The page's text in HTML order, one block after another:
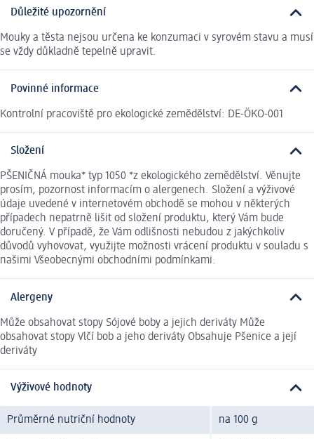
Důležité upozornění
Mouky a těsta nejsou určena ke konzumaci v syrovém stavu a musí
se vždy důkladně tepelně upravit.
Povinné informace
Kontrolní pracoviště pro ekologické zemědělství: DE-ÖKO-001
Složení
PŠENIČNÁ mouka* typ 1050 *z ekologického zemědělství. Věnujte
prosím, pozornost informacím o alergenech. Složení a výživové
údaje uvedené v internetovém obchodě se mohou v některých
případech nepatrně lišit od složení produktu, který Vám bude
doručený. V případě, že Vám odlišnosti nebudou z jakýchkoliv
důvodů vyhovovat, využijte možnosti vrácení produktu v souladu s
našimi Všeobecnými obchodními podmínkami.
Alergeny
Může obsahovat stopy Sójové boby a jejich deriváty Může
obsahovat stopy Vlčí bob a jeho deriváty Obsahuje Pšenice a její
deriváty
Výživové hodnoty
Průměrné nutriční hodnoty na 100 g